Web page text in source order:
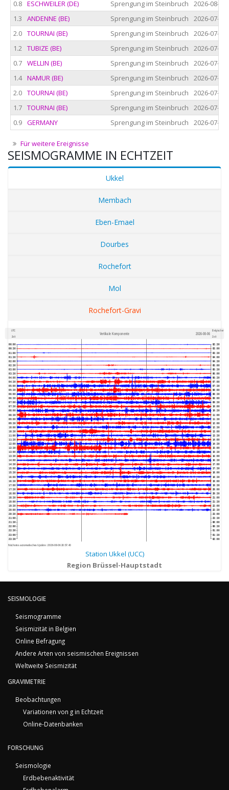
0.8 ESCHWEILER (DE) Sprengung im Steinbruch
2026-08-03
1.3
ANDENNE (BE) Sprengung im Steinbruch
2026-07-24
2.0 TOURNAI (BE) Sprengung im Steinbruch
2026-07-24
1.2 TUBIZE (BE) Sprengung im Steinbruch
2026-07-24
0.7 WELLIN (BE) Sprengung im Steinbruch
2026-07-24
1.4 NAMUR (BE) Sprengung im Steinbruch
2026-07-23
2.0 TOURNAI (BE) Sprengung im Steinbruch
2026-07-23
1.7 TOURNAI (BE) Sprengung im Steinbruch
2026-07-23
0.9 GERMANY Sprengung im Steinbruch 2026-07-23
Für weitere Ereignisse
SEISMOGRAMME IN ECHTZEIT
Ukkel
Membach
Eben-Emael
Dourbes
Rochefort
Mol
Rochefort-Gravi
UTC
Zeit
Vertikale Komponente 2026-08-06
Belgischer
Zeit
00:00
00:30
01:00
01:30
02:00
02:30
03:00
03:30
04:00
04:30
05:00
05:30
06:00
06:30
07:00
07:30
08:00
08:30
09:00
09:30
10:00
10:30
11:00
11:30
12:00
12:30
13:00
13:30
14:00
14:30
15:00
15:30
16:00
16:30
17:00
17:30
18:00
18:30
19:00
19:30
20:00
20:30
21:00
21:30
22:00
22:30
23:00
23:30
02:30
03:00
03:30
04:00
04:30
05:00
05:30
06:00
06:30
07:00
07:30
08:00
08:30
09:00
09:30
10:00
10:30
11:00
11:30
12:00
12:30
13:00
13:30
14:00
14:30
15:00
15:30
16:00
16:30
17:00
17:30
18:00
18:30
19:00
19:30
20:00
20:30
21:00
21:30
22:00
22:30
23:00
23:30
00:00
00:30
01:00
01:30
02:00
Nächstes automatisches Update :2026-08-06 20:57:40
Station Ukkel (UCC)
Region Brüssel-Hauptstadt
SEISMOLOGIE
Seismogramme
Seismizität in Belgien
Online Befragung
Andere Arten von seismischen Ereignissen
Weltweite Seismizität
GRAVIMETRIE
Beobachtungen
Variationen von g in Echtzeit
Online-Datenbanken
FORSCHUNG
Seismologie
Erdbebenaktivität